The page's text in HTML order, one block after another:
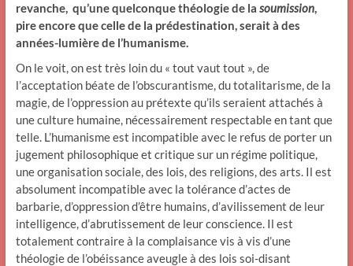
revanche, qu’une quelconque théologie de la soumission,
pire encore que celle de la prédestination, serait à des
années-lumière de l’humanisme.
On le voit, on est très loin du « tout vaut tout », de
l’acceptation béate de l’obscurantisme, du totalitarisme, de la
magie, de l’oppression au prétexte qu’ils seraient attachés à
une culture humaine, nécessairement respectable en tant que
telle. L’humanisme est incompatible avec le refus de porter un
jugement philosophique et critique sur un régime politique,
une organisation sociale, des lois, des religions, des arts. Il est
absolument incompatible avec la tolérance d’actes de
barbarie, d’oppression d’être humains, d’avilissement de leur
intelligence, d’abrutissement de leur conscience. Il est
totalement contraire à la complaisance vis à vis d’une
théologie de l’obéissance aveugle à des lois soi-disant